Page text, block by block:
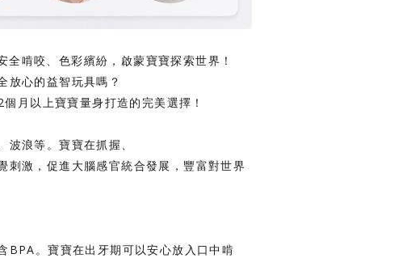
啃咬、色彩繽紛，啟蒙寶寶探索世界！
放心的益智玩具嗎？
月以上寶寶量身打造的完美選擇！
浪等。寶寶在抓握、
刺激，促進大腦感官統合發展，豐富對世界
BPA。寶寶在出牙期可以安心放入口中啃